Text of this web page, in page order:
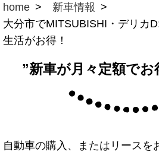
ロードサービス
レンタカー
会社案内
home
新車情報
大分市でMITSUBISHI・デリカ
生活がお得！
”新車が月々定額でお
自動車の購入、またはリースを